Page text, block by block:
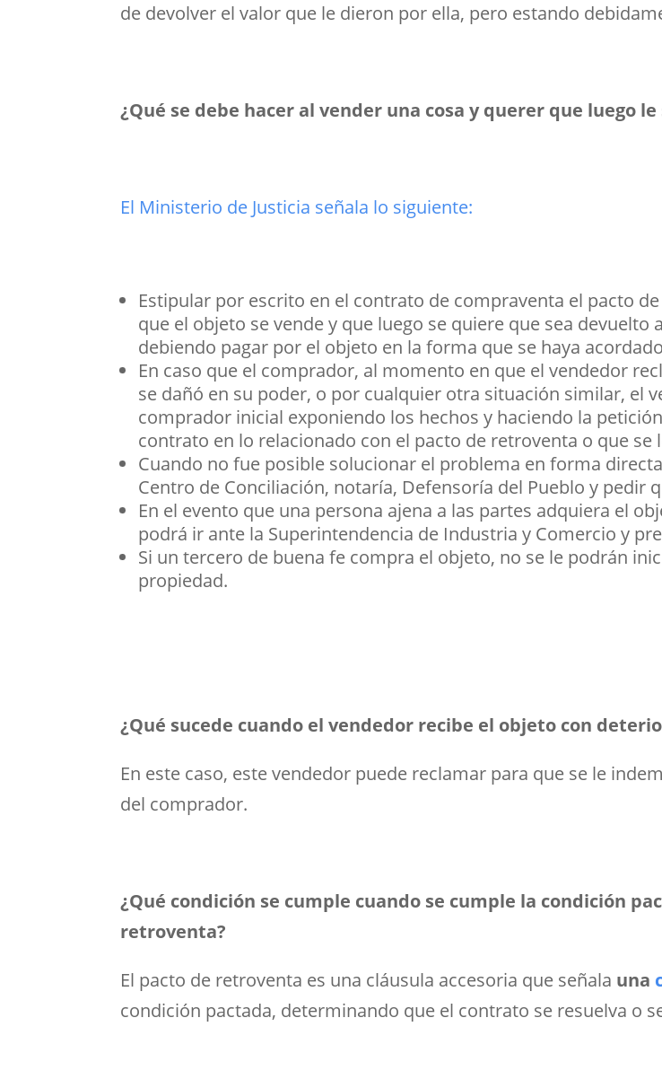
de devolver el valor que le dieron por ella, pero estando
¿Qué se debe hacer al vender una cosa y querer que luego
El Ministerio de Justicia señala lo siguiente:
Estipular por escrito en el contrato de compraventa el pacto
que el objeto se vende y que luego se quiere que sea
debiendo pagar por el objeto en la forma que se haya
En caso que el comprador, al momento en que el vendedor
se dañó en su poder, o por cualquier otra situación similar, el
comprador inicial exponiendo los hechos y haciendo la
contrato en lo relacionado con el pacto de retroventa o que se
Cuando no fue posible solucionar el problema en forma
Centro de Conciliación, notaría, Defensoría del Pueblo y pedir
En el evento que una persona ajena a las partes adquiera el
podrá ir ante la Superintendencia de Industria y Comercio y
Si un tercero de buena fe compra el objeto, no se le podrán
propiedad.
¿Qué sucede cuando el vendedor recibe el objeto con
En este caso, este vendedor puede reclamar para que se le
del comprador.
¿Qué condición se cumple cuando se cumple la condición
retroventa?
El pacto de retroventa es una cláusula accesoria que señala una
condición pactada, determinando que el contrato se resuelva o